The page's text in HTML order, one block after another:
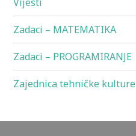
Zadaci – MATEMATIKA
Zadaci – PROGRAMIRANJE
Zajednica tehničke kulture